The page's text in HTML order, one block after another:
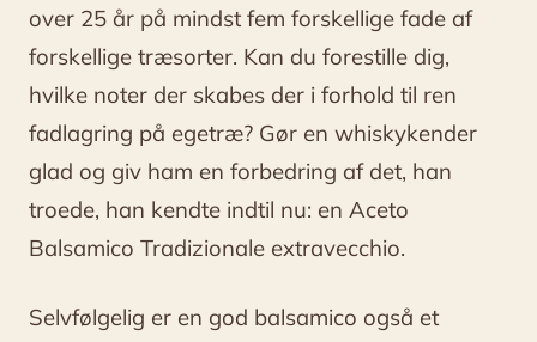
over 25 år på mindst fem forskellige fade af
forskellige træsorter. Kan du forestille dig,
hvilke noter der skabes der i forhold til ren
fadlagring på egetræ? Gør en whiskykender
glad og giv ham en forbedring af det, han
troede, han kendte indtil nu: en Aceto
Balsamico Tradizionale extravecchio.
Selvfølgelig er en god balsamico også et